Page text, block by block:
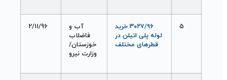
5
۳۰۲۷/۹۶ خريد
لوله پلی اتيلن در
قطرهای مختلف
آب و
فاضلاب
خوزستان/
وزارت نيرو
2/11/96